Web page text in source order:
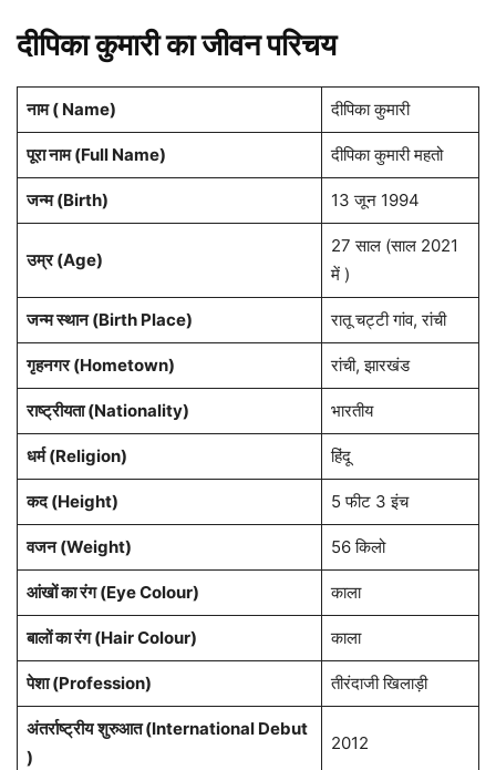
दीपिका कुमारी का जीवन परिचय
नाम ( Name) दीपिका कुमारी
पूरा नाम (Full Name) दीपिका कुमारी महतो
जन्म (Birth) 13 जून 1994
उम्र (Age)
27 साल (साल 2021
में )
जन्म स्थान (Birth Place) रातू चट्टी गांव, रांची
गृहनगर (Hometown) रांची, झारखंड
राष्ट्रीयता (Nationality) भारतीय
धर्म (Religion) हिंदू
कद (Height) 5 फीट 3 इंच
वजन (Weight) 56 किलो
आंखों का रंग (Eye Colour) काला
बालों का रंग (Hair Colour) काला
पेशा (Profession) तीरंदाजी खिलाड़ी
अंतर्राष्ट्रीय शुरुआत (International Debut
)
2012